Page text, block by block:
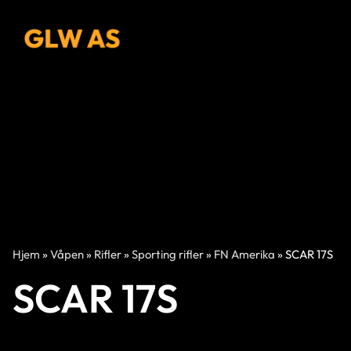
Hjem »Våpen» Rifler»Sporting rifler» FN Amerika »SCAR 17S
SCAR 17S